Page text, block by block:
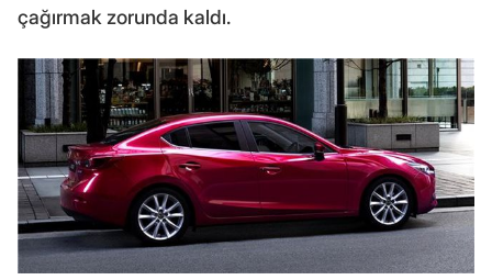
çağırmak zorunda kaldı.